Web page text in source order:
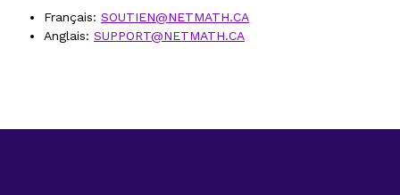
Français: SOUTIEN@NETMATH.CA
Anglais: SUPPORT@NETMATH.CA